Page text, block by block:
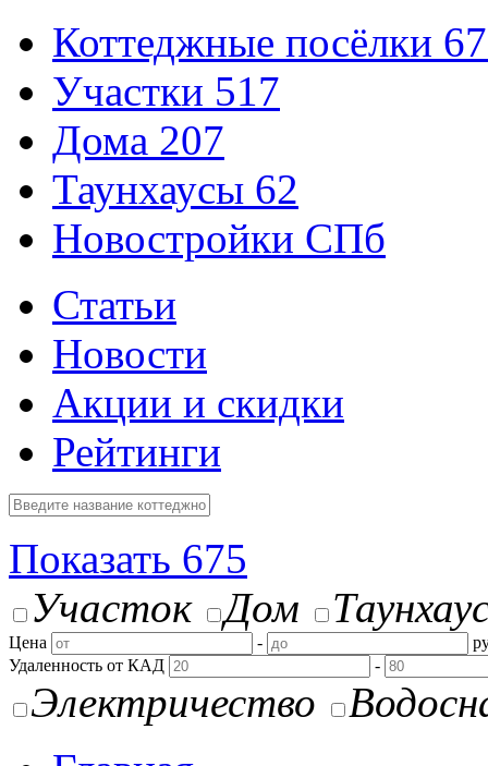
Коттеджные посёлки
Участки 517
Дома 207
Таунхаусы 62
Новостройки СПб
Статьи
Новости
Акции и скидки
Рейтинги
Показать 675
Участок
Дом
Цена -
Удаленность от КАД
-
Электричество